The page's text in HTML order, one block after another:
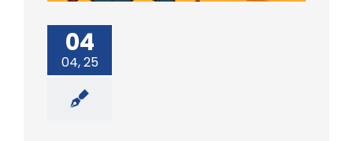
04
04, 25